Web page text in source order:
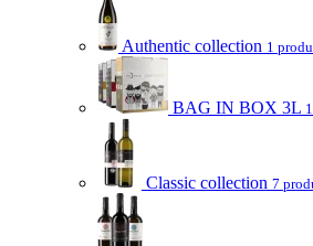
Authentic collection 1
BAG IN BOX 3L
Classic collection 7